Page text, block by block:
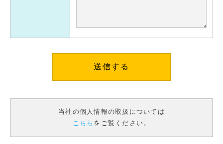
当社の個人情報の取扱については
こちら をご覧ください。